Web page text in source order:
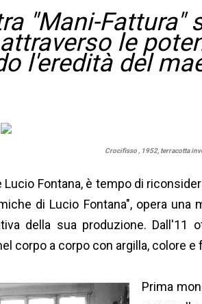
"Mani-Fattura"
le
l'eredità del
Crocifisso , 1952, terracotta
Fontana, è tempo di
di Lucio Fontana", opera
della sua produzione. Dall'11
corpo a corpo con argilla, colore e
Prima